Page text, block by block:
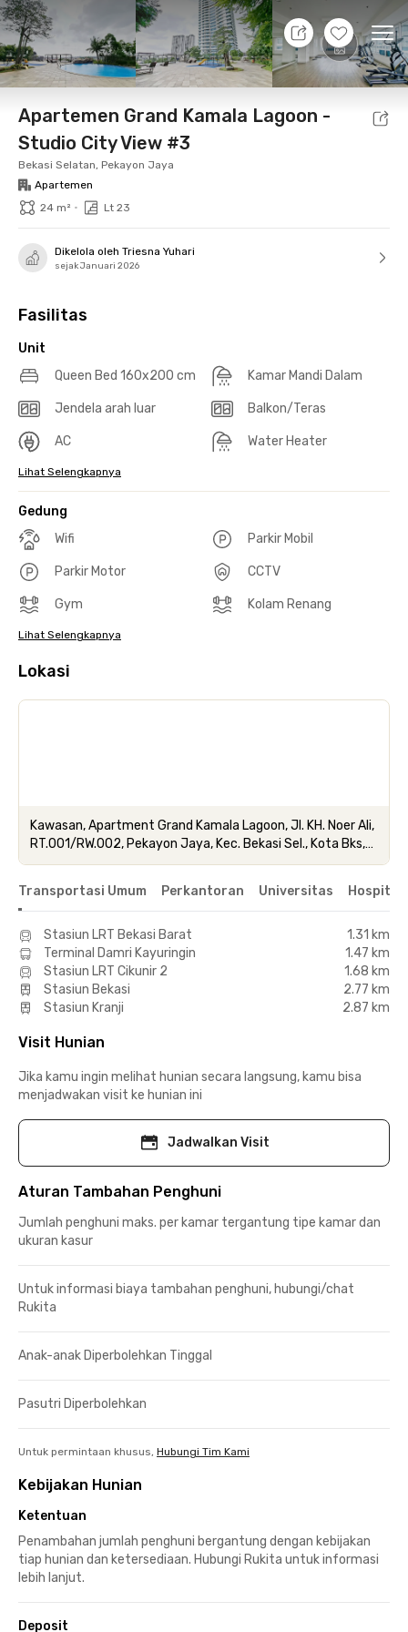
+14
9 Agt 26 - Belum tahu
Foto Fasilitas bersama Lokasi Aturan
Apartemen Grand Kamala Lagoon -
Studio City View #3
Bekasi Selatan, Pekayon Jaya
Apartemen
24 m² • Lt 23
Dikelola oleh Triesna Yuhari
sejak Januari 2026
Fasilitas
Unit
Queen Bed 160x200 cm
Kamar Mandi Dalam
Jendela arah luar Balkon/Teras
AC Water Heater
Lihat Selengkapnya
Gedung
Wifi
Parkir Mobil
Parkir Motor CCTV
Gym Kolam Renang
Lihat Selengkapnya
Lokasi
Kawasan, Apartment Grand Kamala Lagoon, Jl. KH. Noer Ali,
RT.001/RW.002, Pekayon Jaya, Kec. Bekasi Sel., Kota Bks,
Jawa Barat
Transportasi Umum
Perkantoran Universitas Hospital
Stasiun LRT Bekasi Barat
1.31 km
Terminal Damri Kayuringin
1.47 km
Stasiun LRT Cikunir 2
1.68 km
Stasiun Bekasi
2.77 km
Stasiun Kranji
2.87 km
Visit Hunian
Jika kamu ingin melihat hunian secara langsung, kamu bisa
menjadwakan visit ke hunian ini
Jadwalkan Visit
Aturan Tambahan Penghuni
Jumlah penghuni maks. per kamar tergantung tipe kamar dan
ukuran kasur
Untuk informasi biaya tambahan penghuni, hubungi/chat
Rukita
Anak-anak Diperbolehkan Tinggal
Pasutri Diperbolehkan
Untuk permintaan khusus, Hubungi Tim Kami
Kebijakan Hunian
Ketentuan
Penambahan jumlah penghuni bergantung dengan kebijakan
tiap hunian dan ketersediaan. Hubungi Rukita untuk informasi
lebih lanjut.
Deposit